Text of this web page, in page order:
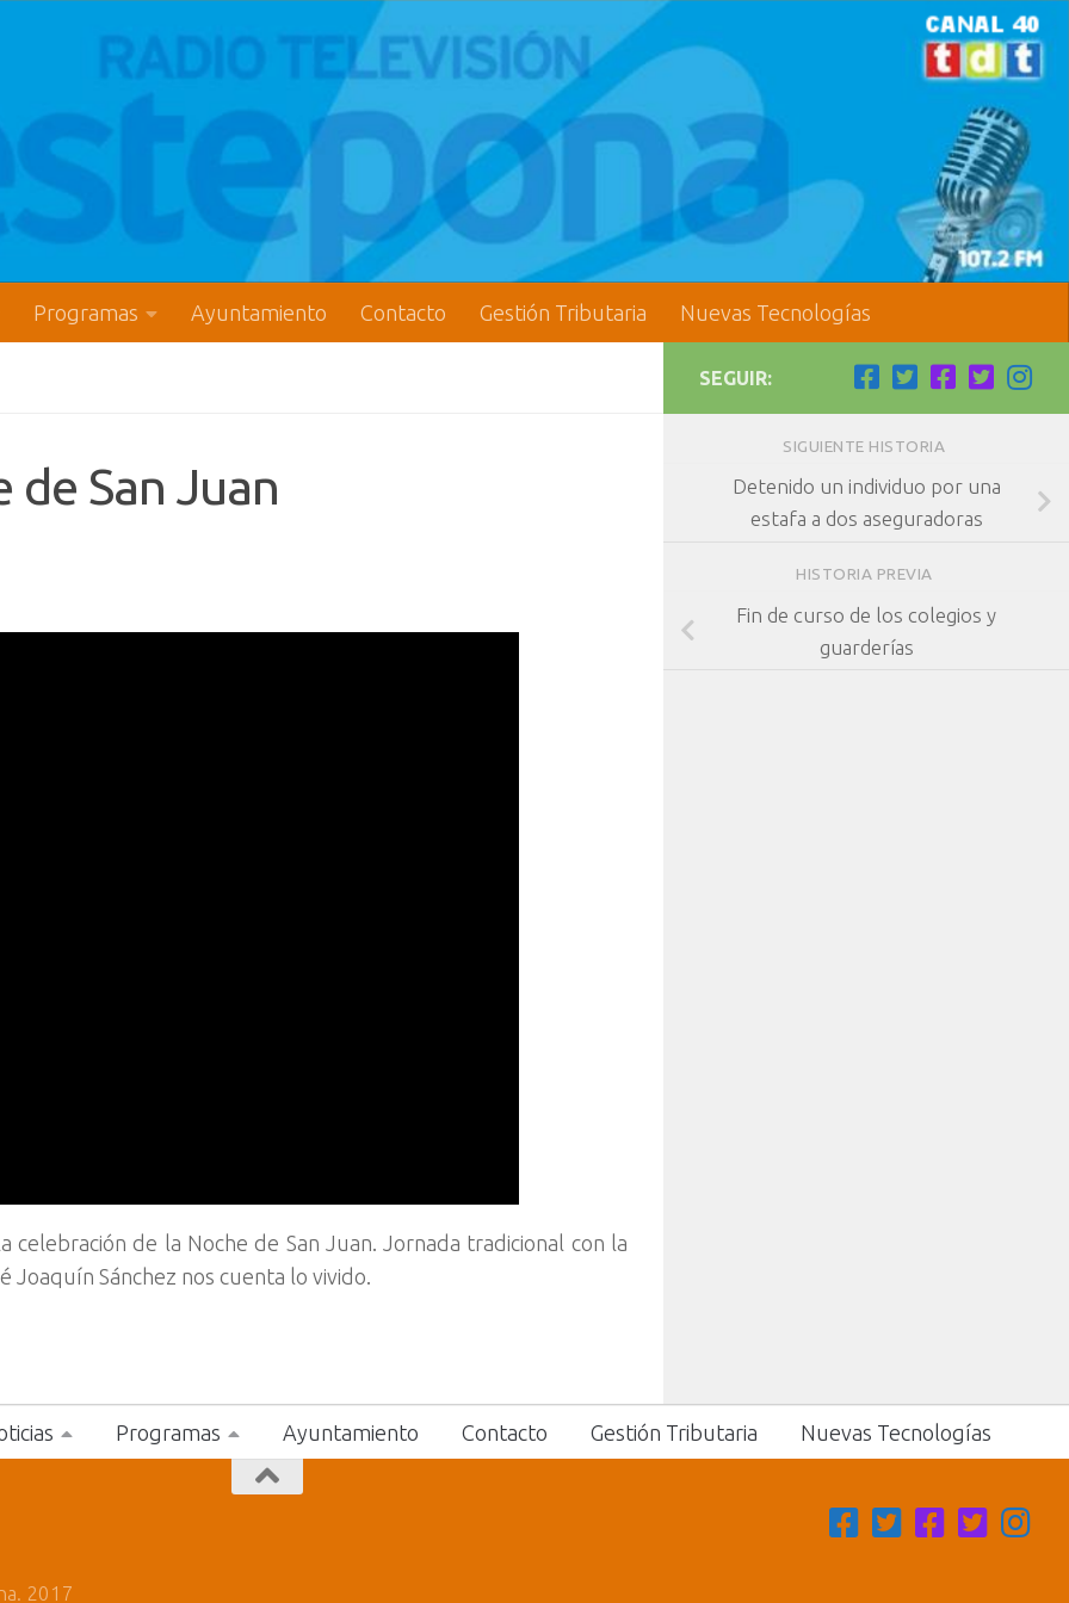
Programas Ayuntamiento Contacto Gestión Tributaria Nuevas Tecnologías
de San Juan
de la Noche de San Juan. Jornada tradicional con la
Joaquín Sánchez nos cuenta lo vivido.
SEGUIR:
SIGUIENTE HISTORIA
Detenido un individuo por una
estafa a dos aseguradoras
HISTORIA PREVIA
Fin de curso de los colegios y
guarderías
Programas Ayuntamiento Contacto Gestión Tributaria Nuevas Tecnologías
2017